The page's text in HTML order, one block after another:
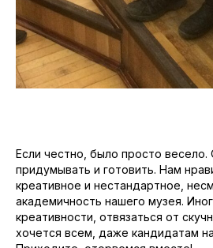
Если честно, было просто
придумывать и готовить. Нам
креативное и нестандартное,
академичность нашего музея.
креативности, отвязаться от
хочется всем, даже кандидатам